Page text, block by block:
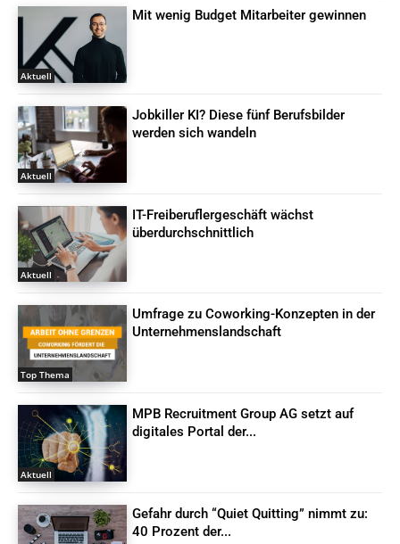
Aktuell
Mit wenig Budget Mitarbeiter gewinnen
Aktuell
Jobkiller KI? Diese fünf Berufsbilder
werden sich wandeln
Aktuell
IT-Freiberuflergeschäft wächst
überdurchschnittlich
Top Thema
Umfrage zu Coworking-Konzepten in der
Unternehmenslandschaft
Aktuell
MPB Recruitment Group AG setzt auf
digitales Portal der...
Gefahr durch “Quiet Quitting” nimmt zu:
40 Prozent der...